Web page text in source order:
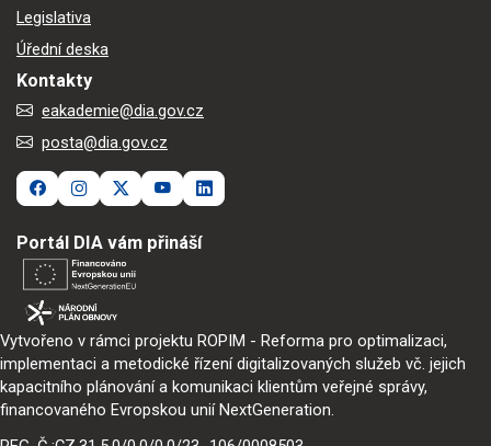
Legislativa
Úřední deska
Kontakty
eakademie@dia.gov.cz
posta@dia.gov.cz
Portál DIA vám přináší
Vytvořeno v rámci projektu ROPIM - Reforma pro optimalizaci,
implementaci a metodické řízení digitalizovaných služeb vč. jejich
kapacitního plánování a komunikaci klientům veřejné správy,
financovaného Evropskou unií NextGeneration.